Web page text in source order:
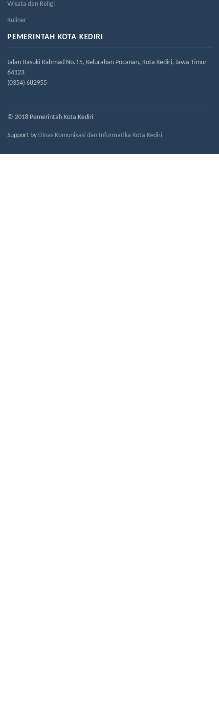
Wisata dan Religi
Kuliner
PEMERINTAH KOTA KEDIRI
Jalan Basuki Rahmad No.15, Kelurahan Pocanan, Kota Kediri, Jawa Timur
64123
(0354) 682955
© 2018 Pemerintah Kota Kediri
Support by Dinas Komunikasi dan Informatika Kota Kediri